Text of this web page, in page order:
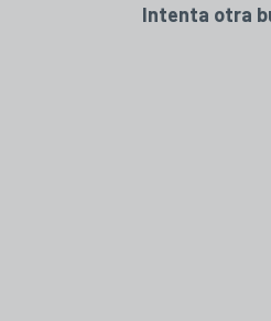
Intenta otra